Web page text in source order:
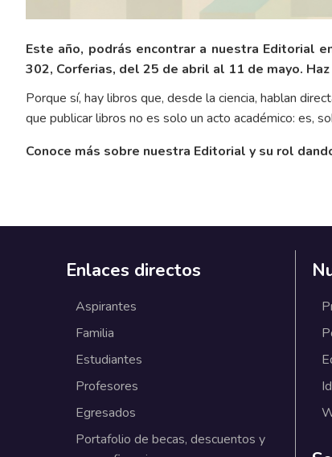
Este año, podrás encontrar a nuestra Editorial
302, Corferias, del 25 de abril al 11 de mayo.
Porque sí, hay libros que, desde la ciencia, hablan
que publicar libros no es solo un acto académico: es,
Conoce más sobre nuestra Editorial y su rol
Enlaces directos
Aspirantes
Familia
Estudiantes
Profesores
Egresados
Portafolio de becas, descuentos y